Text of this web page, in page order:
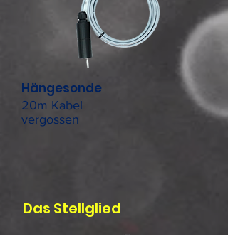
Hängesonde
20m Kabel
vergossen
Das Stellglied